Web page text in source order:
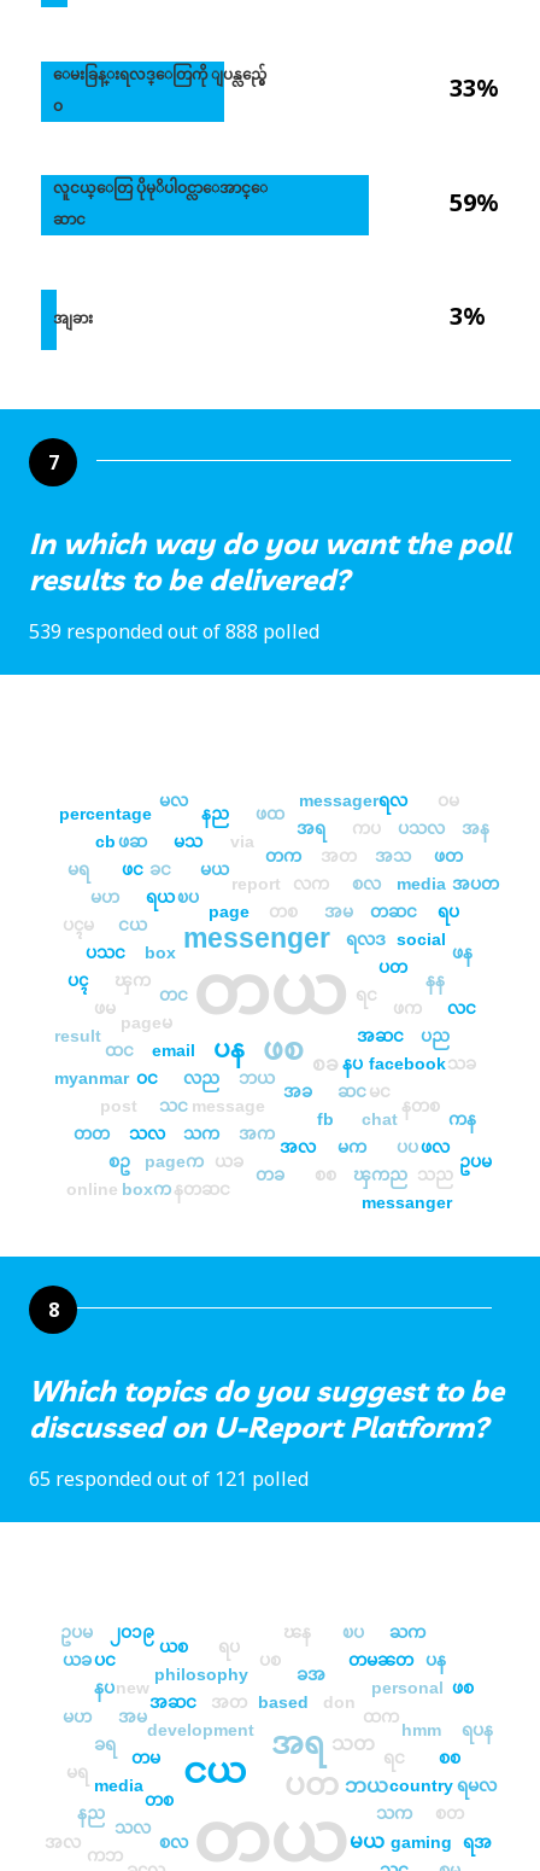
33%
59%
3%
ေမးခြန္းရလဒ္ေတြကို ျပန္လည္မွ်ေ
ဝ
လူငယ္ေတြ ပိုမုိပါဝင္လာေအာင္ေ
ဆာင
အျခား
7
In which way do you want the poll
results to be delivered?
539 responded out of 888 polled
တယ
ဖစ
messenger
ပန စခ
ဘယ
လည
page တစ အမ
ရလဒ
နပ
ရင
ဆင
အခ
email
message
တင
ၿပ
အဆင
report
သင
box
ရယ
လက
စလ
တဆင
ပတ
မင
chat
fb
ဝင
pageမ
ခင မယ
facebook
ဖက
အက
သက
သလ
ၾက
ငယ
တက
ဖင
အတ
အသ
media
social
နတစ
ပပ
မက
အလ
post
ထင
ဖဆ မသ via
နန
ပည
ဖလ
ယခ
pageက
စဥ
ပသင
ဖမ
မဟ
အရ
cb
ကပ
ပသလ
ဖတ
ရပ
သည
ၾကည
myanmar
percentage
စစ
တခ
တတ
နည
နတဆင
ဖထ
ဖန
လင
သခ
boxက
messager
messanger
online
result
ကန
ပၚ
ပၚမ
မရ
မလ ရလ ဝမ
အန
အပတ
ဥပမ
8
Which topics do you suggest to be
discussed on U-Report Platform?
65 responded out of 121 polled
တယ
ငယ ပတ
အရ
ဘယ
မယ
သတ
development
စလ
တစ
ရင
သက
တမ
ထက
သလ
အဆင အတ
အမ
based
country
don
gaming
hmm
media
new personal
philosophy
ကဘ
ခရ
ခအ
စစ
စတ
တမၼတ
နည
နပ
ပင ပစ ပန
ဖစ
မရ
မဟ
ယခ
ယစ ရပ
ရပန
ရမလ
ရအ
အလ
ဥပမ ၂ဝ၁၉ ၽန ၿပ ႀက